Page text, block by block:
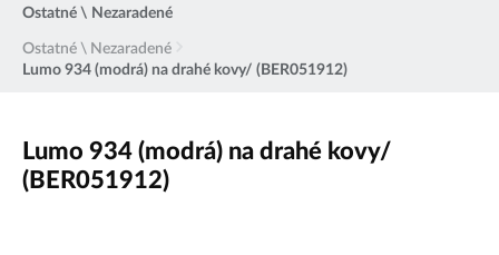
Ostatné \ Nezaradené
Ostatné \ Nezaradené
Lumo 934 (modrá) na drahé kovy/ (BER051912)
Lumo 934 (modrá) na drahé kovy/
(BER051912)